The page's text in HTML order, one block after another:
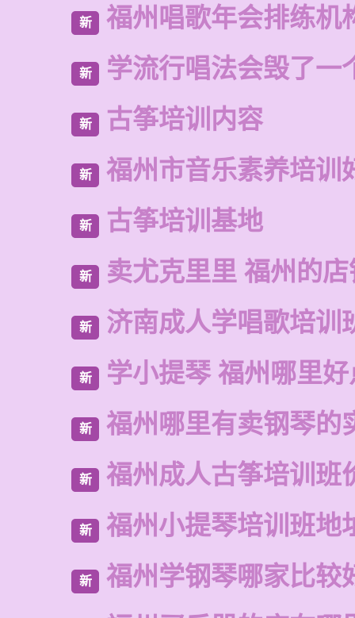
新 福州唱歌年会排练机
新 学流行唱法会毁了一
新 古筝培训内容
新 福州市音乐素养培训
新 古筝培训基地
新 卖尤克里里 福州的
新 济南成人学唱歌培训
新 学小提琴 福州哪里
新 福州哪里有卖钢琴的
新 福州成人古筝培训班
新 福州小提琴培训班地
新
福州学钢琴哪家比较